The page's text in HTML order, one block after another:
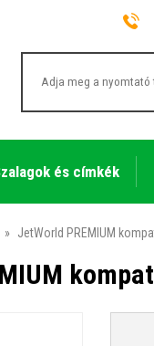
és címkék
» JetWorld PREMIUM